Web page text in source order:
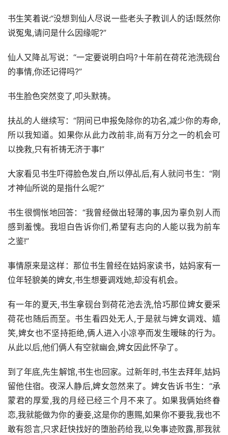
书生笑着说:“没想到仙人尽说一些老头子教训人的话!既然你
说冤鬼,请问是什么因缘呢?”
仙人又降乩写说：“一定要说明白吗?十年前在荷花池洗砚台
的事情,你还记得吗?”
书生脸色突然变了,叩头默祷。
扶乩的人继续写：“阴间已申报免除你的功名,减少你的寿命,
所以我知道。如果你从此力改前非,尚有万分之一的机会可
以挽救,只有祈祷无济于事!”
大家看见书生吓得脸色发白,所以停乩后,有人就问书生：“刚
才神仙所说的是指什么呢?”
书生很惆怅地回答：“我曾经做出轻薄的事,因为辜负别人而
感到羞愧。我坦白告诉你们,希望有志向的人能以我为前车
之鉴!”
事情原来是这样：那位书生曾经在姑妈家读书，姑妈家有一
位年轻貌美的婢女,书生想要调戏她,却没有机会。
有一年的夏天,书生拿砚台到荷花池去洗,恰巧那位婢女要采
荷花也随后而至。书生看四处无人,于是就与婢女调戏、嬉
笑,婢女也不坚持拒绝,俩人进入小凉亭而发生暧昧的行为。
从此以后,他们俩人有空就幽会,婢女因此怀孕了。
到了年底,先生解馆,书生也回家。过新年时,书生去拜年,姑妈
留他住宿。夜深人静后,婢女忽然来了。婢女告诉书生：“承
蒙君的厚爱,我的月经已经三个月不来了。如果我俩始终眷
恋,我就能做为你的妻妾,这是你的惠赐,如果你不要我,我也不
敢有怨言,只求赶快找好的堕胎药给我,以免事迹败露,那我就